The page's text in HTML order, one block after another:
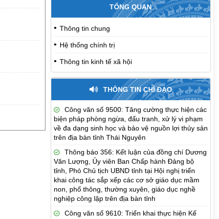
TỔNG QUAN
Thông tin chung
Hệ thống chính trị
Thông tin kinh tế xã hội
THÔNG TIN CHỈ ĐẠO
Công văn số 9500: Tăng cường thực hiện các
biện pháp phòng ngừa, đấu tranh, xử lý vi phạm
về đa dạng sinh học và bảo vệ nguồn lợi thủy sản
trên địa bàn tỉnh Thái Nguyên
Thông báo 356: Kết luận của đồng chí Dương
Văn Lượng, Ủy viên Ban Chấp hành Đảng bộ
tỉnh, Phó Chủ tịch UBND tỉnh tại Hội nghị triển
khai công tác sắp xếp các cơ sở giáo dục mầm
non, phổ thông, thường xuyên, giáo dục nghề
nghiệp công lập trên địa bàn tỉnh
Công văn số 9610: Triển khai thực hiện Kế